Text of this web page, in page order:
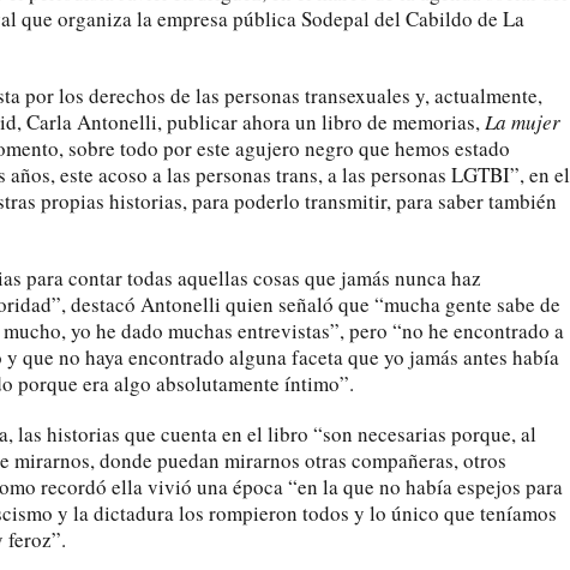
que organiza la empresa pública Sodepal del Cabildo de La
por los derechos de las personas transexuales y, actualmente,
Carla Antonelli, publicar ahora un libro de memorias,La mujer
sobre todo por este agujero negro que hemos estado
este acoso a las personas trans, a las personas LGTBI”, en el
propias historias, para poderlo transmitir, para saber también
para contar todas aquellas cosas que jamás nunca haz
destacó Antonelli quien señaló que “mucha gente sabe de
yo he dado muchas entrevistas”, pero “no he encontrado a
que no haya encontrado alguna faceta que yo jamás antes había
porque era algo absolutamente íntimo”.
las historias que cuenta en el libro “son necesarias porque, al
mirarnos, donde puedan mirarnos otras compañeras, otros
recordó ella vivió una época “en la que no había espejos para
y la dictadura los rompieron todos y lo único que teníamos
feroz”.